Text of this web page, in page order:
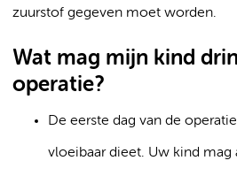
zuurstof gegeven moet worden.
Wat mag mijn kind
operatie?
De eerste dag van de
vloeibaar dieet. Uw kind mag